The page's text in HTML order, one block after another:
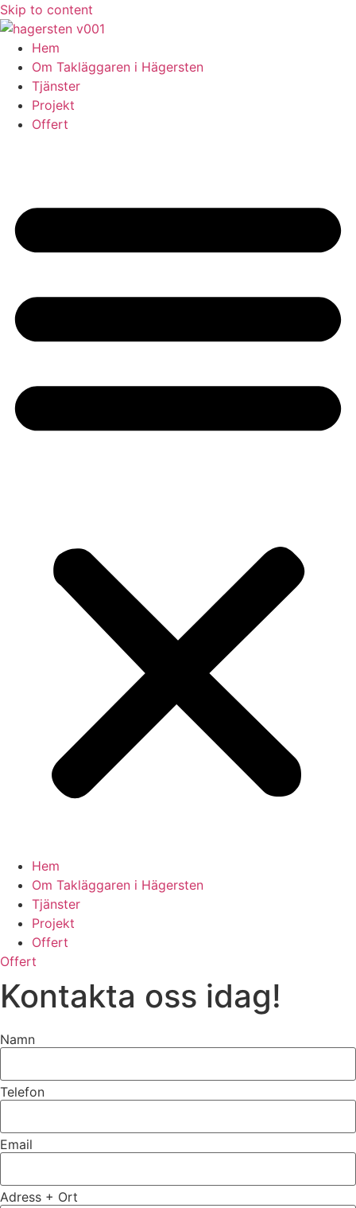
Skip to content
Hem
Om Takläggaren i Hägersten
Tjänster
Projekt
Offert
Hem
Om Takläggaren i Hägersten
Tjänster
Projekt
Offert
Offert
Kontakta oss idag!
Namn
Telefon
Email
Adress + Ort